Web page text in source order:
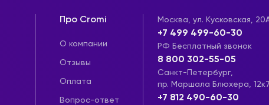
Про Cromi
О компании
Отзывы
Оплата
Вопрос-ответ
Москва, ул. Кусковская,
+7 499 499-60-30
РФ Бесплатный звонок
8 800 302-55-05
Санкт-Петербург,
пр. Маршала Блюхера,
+7 812 490-60-30